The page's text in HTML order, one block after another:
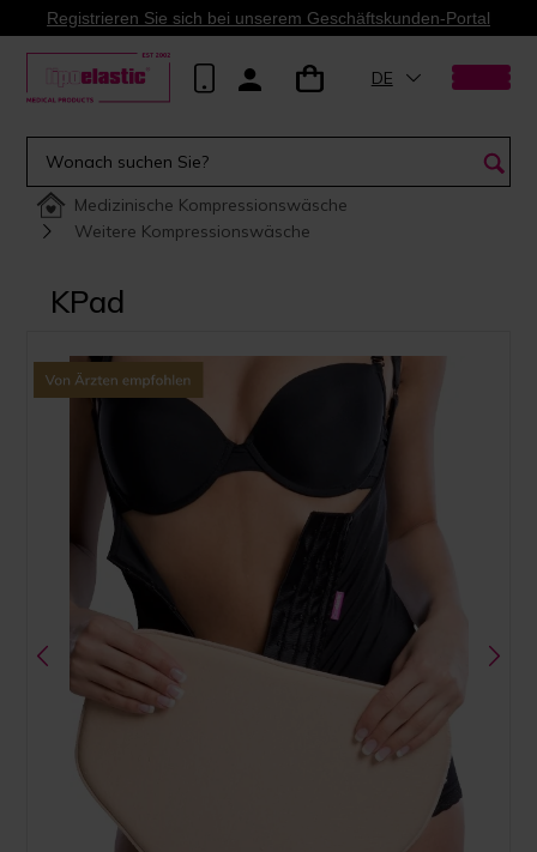
Registrieren Sie sich bei unserem Geschäftskunden-Portal
DE
Medizinische Kompressionswäsche
Weitere Kompressionswäsche
KPad